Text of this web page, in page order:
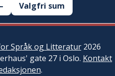
Valgfri sum
Språk og Litteratur2026
gate 27 i Oslo. Kontakt
.